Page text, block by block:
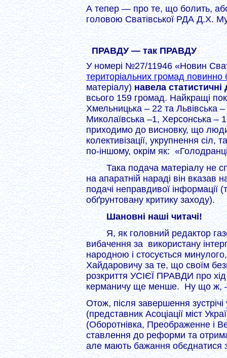
А тепер — про те, що болить,
головою Сватівської РДА Д.Х.
ПРАВДУ — так ПРАВДУ
У номері №27/11946 «Новин
територіальних громад повинно
матеріалу)навела статистичні
всього 159 громад. Найкращі
Хмельницька – 22 та Львівська
Миколаївська –1, Херсонська –
приходимо до висновку, що
колективізації, укрупнення сіл,
по-іншому, окрім як:
Така подача матеріалу не
на апаратній нараді він вказав
подачі неправдивої інформації
обґрунтовану критику заходу).
Шановні наші читачі!
Я, як головний редактор
вибачення за використану
народною і стосується
Хайдаровичу за те, що своїм
розкриття УСІЄЇ ПРАВДИ про
керманичу ще менше. Ну що ж,
Отож, після завершення
(представник Асоціації міст
(Оборотнівка, Преображенне і
ставлення до реформи та
але мають бажання обєднатися